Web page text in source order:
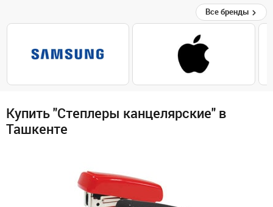
Все бренды
Купить "Степлеры канцелярские" в
Ташкенте